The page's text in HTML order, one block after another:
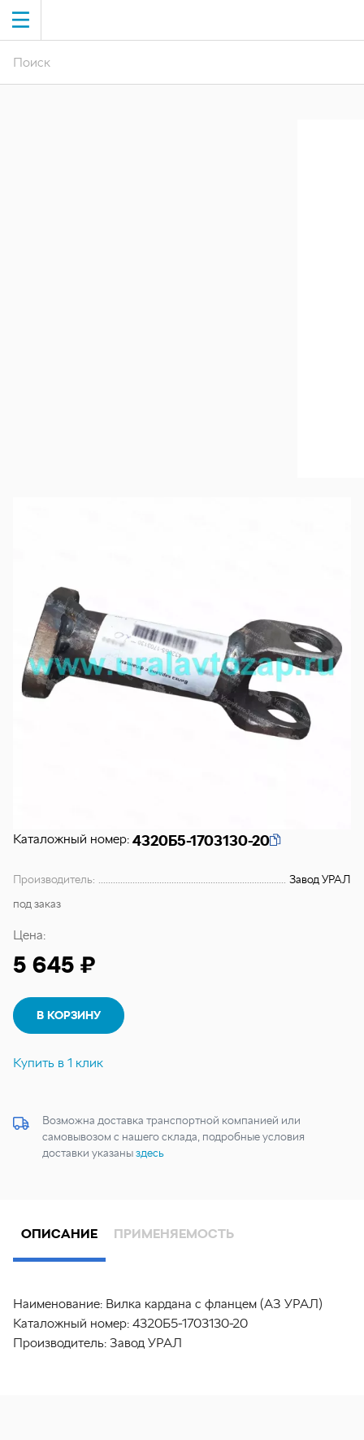
Каталожный номер: 4320Б5-1703130-20
Производитель:
Завод УРАЛ
под заказ
Цена:
5 645 ₽
В КОРЗИНУ
Купить в 1 клик
Возможна доставка транспортной компанией или
самовывозом с нашего склада, подробные условия
доставки указаныздесь
ОПИСАНИЕ ПРИМЕНЯЕМОСТЬ
Наименование: Вилка кардана с фланцем (АЗ УРАЛ)
Каталожный номер: 4320Б5-1703130-20
Производитель: Завод УРАЛ